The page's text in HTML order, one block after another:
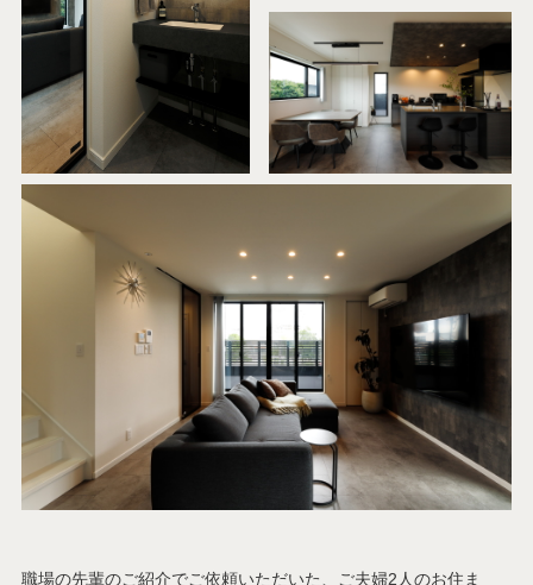
職場の先輩のご紹介でご依頼いただいた、ご夫婦2人のお住ま